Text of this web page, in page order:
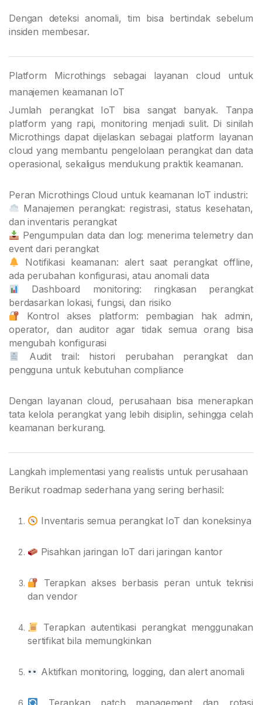
Dengan deteksi anomali, tim bisa bertindak sebelum
insiden membesar.
Platform Microthings sebagai layanan cloud untuk
manajemen keamanan IoT
Jumlah perangkat IoT bisa sangat banyak. Tanpa
platform yang rapi, monitoring menjadi sulit. Di sinilah
Microthings dapat dijelaskan sebagai platform layanan
cloud yang membantu pengelolaan perangkat dan data
operasional, sekaligus mendukung praktik keamanan.
Peran Microthings Cloud untuk keamanan IoT industri:
Manajemen perangkat: registrasi, status kesehatan,
dan inventaris perangkat
Pengumpulan data dan log: menerima telemetry dan
event dari perangkat
Notifikasi keamanan: alert saat perangkat offline,
ada perubahan konfigurasi, atau anomali data
Dashboard monitoring: ringkasan perangkat
berdasarkan lokasi, fungsi, dan risiko
Kontrol akses platform: pembagian hak admin,
operator, dan auditor agar tidak semua orang bisa
mengubah konfigurasi
Audit trail: histori perubahan perangkat dan
pengguna untuk kebutuhan compliance
Dengan layanan cloud, perusahaan bisa menerapkan
tata kelola perangkat yang lebih disiplin, sehingga celah
keamanan berkurang.
Langkah implementasi yang realistis untuk perusahaan
Berikut roadmap sederhana yang sering berhasil:
Inventaris semua perangkat IoT dan koneksinya
Pisahkan jaringan IoT dari jaringan kantor
Terapkan akses berbasis peran untuk teknisi
dan vendor
Terapkan autentikasi perangkat menggunakan
sertifikat bila memungkinkan
Aktifkan monitoring, logging, dan alert anomali
Terapkan patch management dan rotasi